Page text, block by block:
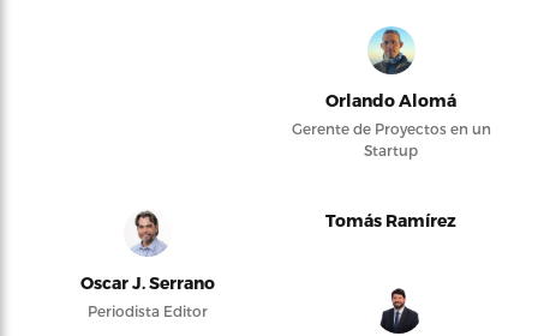
Orlando Alomá
Gerente de Proyectos en un
Startup
Oscar J. Serrano
Periodista Editor
Tomás Ramírez